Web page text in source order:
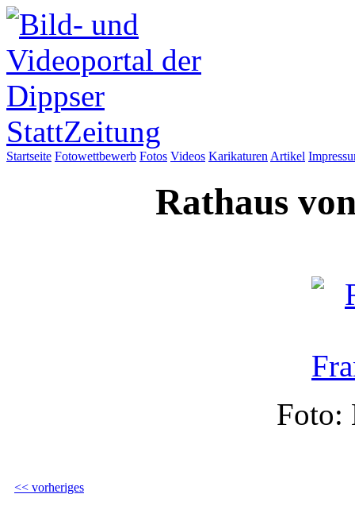
Startseite Fotowettbewerb Fotos Videos Karikaturen Artikel
Rathaus
Foto:
<< vorheriges